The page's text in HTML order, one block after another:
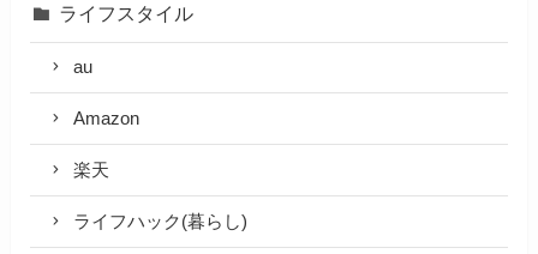
ライフスタイル
au
Amazon
楽天
ライフハック(暮らし)